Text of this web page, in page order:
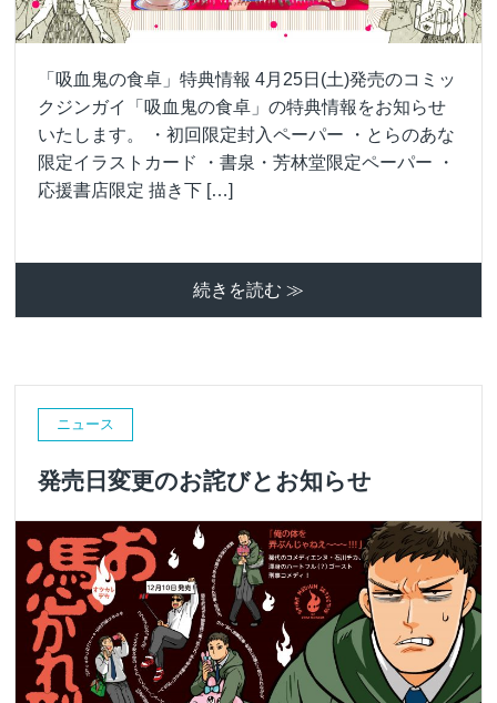
「吸血鬼の食卓」特典情報 4月25日(土)発売のコミッ
クジンガイ「吸血鬼の食卓」の特典情報をお知らせ
いたします。 ・初回限定封入ペーパー ・とらのあな
限定イラストカード ・書泉・芳林堂限定ペーパー ・
応援書店限定 描き下 […]
続きを読む ≫
ニュース
発売日変更のお詫びとお知らせ